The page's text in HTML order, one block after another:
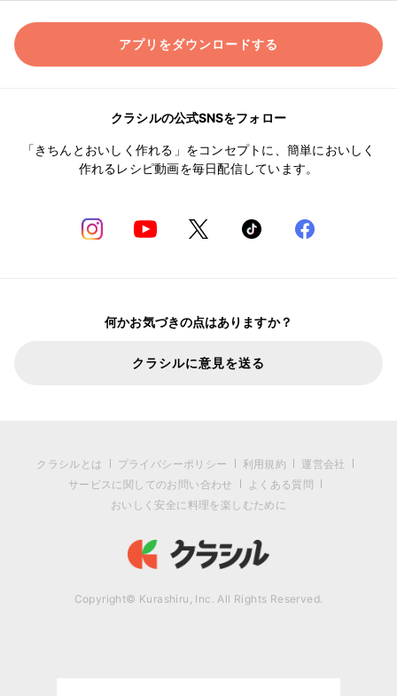
アプリをダウンロードする
クラシルの公式SNSをフォロー
「きちんとおいしく作れる」をコンセプトに、簡単においしく
作れるレシピ動画を毎日配信しています。
何かお気づきの点はありますか？
クラシルに意見を送る
クラシルとは プライバシーポリシー 利用規約
運営会社
サービスに関してのお問い合わせ
よくある質問
おいしく安全に料理を楽しむために
Copyright© Kurashiru, Inc. All Rights Reserved.